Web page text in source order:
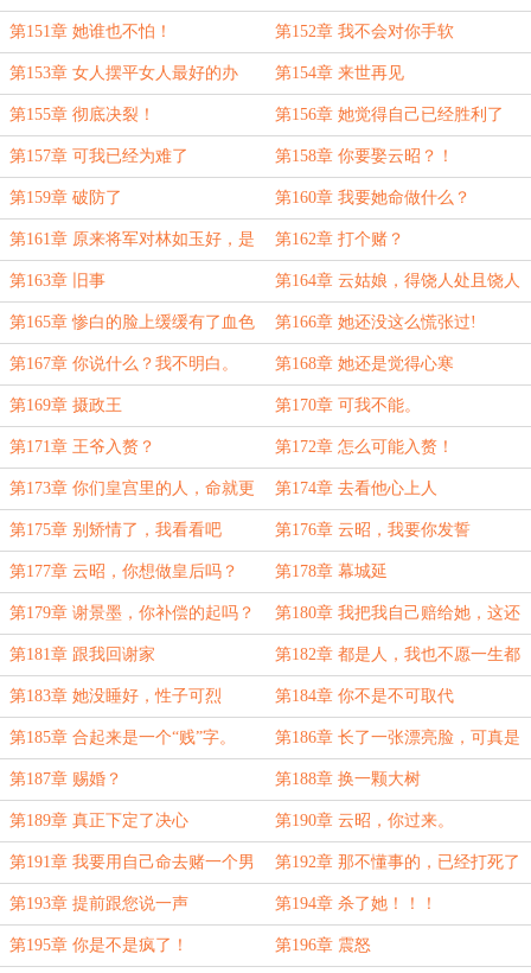
第151章 她谁也不怕！ 第152章 我不会对你手软
第153章 女人摆平女人最好的办
法，就是利用男人。
第154章 来世再见
第155章 彻底决裂！ 第156章 她觉得自己已经胜利了
第157章 可我已经为难了 第158章 你要娶云昭？！
第159章 破防了 第160章 我要她命做什么？
第161章 原来将军对林如玉好，是
有原因的
第162章 打个赌？
第163章 旧事 第164章 云姑娘，得饶人处且饶人
第165章 惨白的脸上缓缓有了血色 第166章 她还没这么慌张过!
第167章 你说什么？我不明白。 第168章 她还是觉得心寒
第169章 摄政王 第170章 可我不能。
第171章 王爷入赘？ 第172章 怎么可能入赘！
第173章 你们皇宫里的人，命就更
贵重？
第174章 去看他心上人
第175章 别矫情了，我看看吧 第176章 云昭，我要你发誓
第177章 云昭，你想做皇后吗？ 第178章 幕城延
第179章 谢景墨，你补偿的起吗？ 第180章 我把我自己赔给她，这还
不够吗？！
第181章 跟我回谢家 第182章 都是人，我也不愿一生都
在给别人做嫁衣。
第183章 她没睡好，性子可烈 第184章 你不是不可取代
第185章 合起来是一个“贱”字。 第186章 长了一张漂亮脸，可真是
占了大便宜了
第187章 赐婚？ 第188章 换一颗大树
第189章 真正下定了决心 第190章 云昭，你过来。
第191章 我要用自己命去赌一个男
人的良心，可不太蠢
第192章 那不懂事的，已经打死了
第193章 提前跟您说一声 第194章 杀了她！！！
第195章 你是不是疯了！ 第196章 震怒